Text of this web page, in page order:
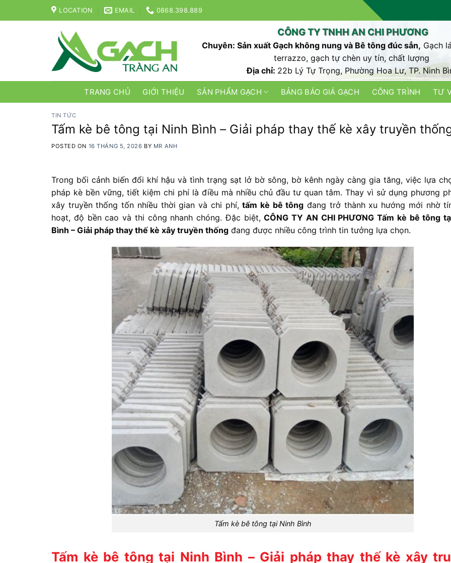
to
LOCATION EMAIL 0868.398.889
CÔNG TY TNHH AN CHI PHƯƠNG
Chuyên: Sản xuất Gạch không nung và Bê tông đúc sẳn, Gạch
terrazzo, gạch tự chèn uy tín, chất lượng
Địa chỉ: 22b Lý Tự Trọng, Phường Hoa Lư, TP. Ninh
TRANG CHỦ GIỚI THIỆU SẢN PHẨM GẠCH BẢNG BÁO GIÁ GẠCH CÔNG TRÌNH TƯ
TIN TỨC
Tấm kè bê tông tại Ninh Bình – Giải pháp thay thế kè xây truyền
POSTED ON 16 THÁNG 5, 2026 BY MR ANH
Trong bối cảnh biến đổi khí hậu và tình trạng sạt lở bờ sông, bờ kênh ngày càng gia tăng, việc lựa
pháp kè bền vững, tiết kiệm chi phí là điều mà nhiều chủ đầu tư quan tâm. Thay vì sử dụng phương
xây truyền thống tốn nhiều thời gian và chi phí,tấm kè bê tông đang trở thành xu hướng mới nhờ
hoạt, độ bền cao và thi công nhanh chóng. Đặc biệt,CÔNG TY AN CHI PHƯƠNG Tấm kè bê tông
Bình – Giải pháp thay thế kè xây truyền thống đang được nhiều công trình tin tưởng lựa chọn.
Tấm kè bê tông tại Ninh Bình
Tấm kè bê tông tại Ninh Bình – Giải pháp thay thế kè xây